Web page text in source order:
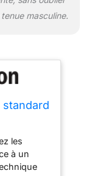
masculine.
standard
avec
club
les
à un